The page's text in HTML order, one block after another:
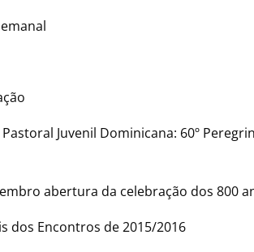
Juvenil Dominicana: 60º
abertura da celebração dos 800
Encontros de 2015/2016